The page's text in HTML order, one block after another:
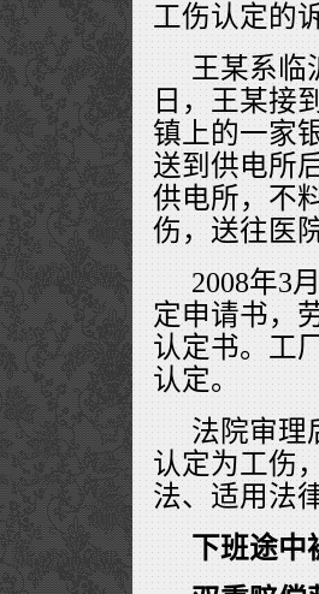
工伤认定的
王某系临
日，王某接
镇上的一家
送到供电所
供电所，不
伤，送往医
2008年3
定申请书，
认定书。工
认定。
法院审理
认定为工伤
法、适用法
下班途中